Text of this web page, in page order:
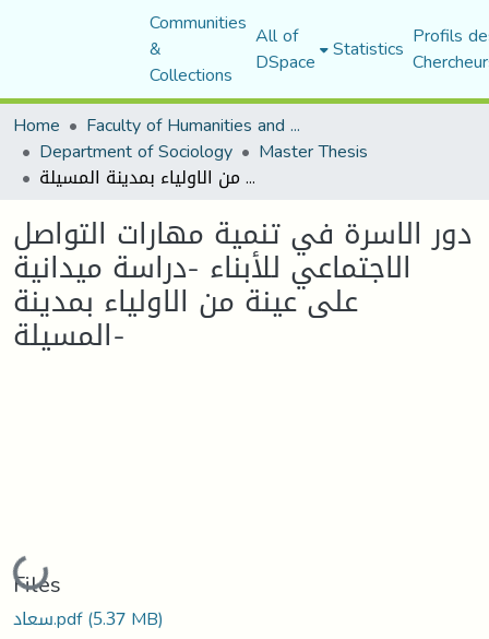
Communities
&
Collections
All of
DSpace Statistics Profils
Home
Faculty of Humanities and Social Sciences
Department of Sociology Master Thesis
دور الاسرة في تنمية مهارات التواصل الاجتماعي للأبناء -دراسة ميدانية على عينة من الاولياء بمدينة المسيلة-
دور الاسرة في تنمية مهارات التواصل
الاجتماعي للأبناء -دراسة ميدانية
على عينة من الاولياء بمدينة
المسيلة-
Loading...
Files
سعاد.pdf(5.37 MB)